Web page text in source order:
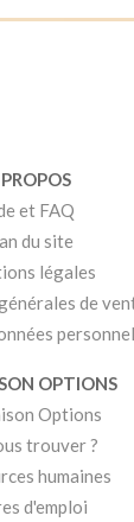
et FAQ
du site
légales
de
OPTIONS
Options
trouver ?
humaines
d'emploi